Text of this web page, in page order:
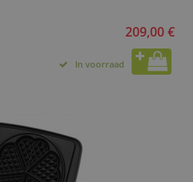
209,00 €
In voorraad